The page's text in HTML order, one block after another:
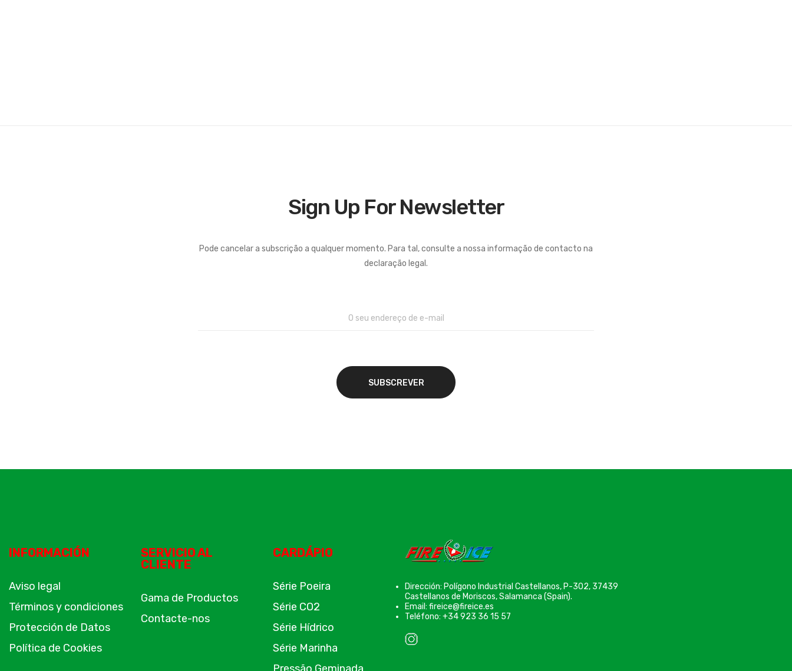
Sign Up For Newsletter
Pode cancelar a subscrição a qualquer momento. Para tal, consulte a nossa informação de contacto na
declaração legal.
INFORMACIÓN
Aviso legal
Términos y condiciones
Protección de Datos
Política de Cookies
SERVICIO AL
CLIENTE
Gama de Productos
Contacte-nos
CARDÁPIO
Série Poeira
Série CO2
Série Hídrico
Série Marinha
Dirección: Polígono Industrial Castellanos, P-302, 37439
Castellanos de Moriscos, Salamanca (Spain).
Email: fireice@fireice.es
Teléfono: +34 923 36 15 57